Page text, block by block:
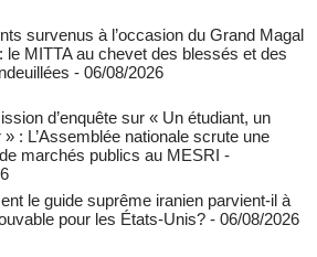
survenus à l’occasion du Grand Magal
le MITTA au chevet des blessés et des
- 06/08/2026
d’enquête sur « Un étudiant, un
» : L’Assemblée nationale scrute une
marchés publics au MESRI -
le guide suprême iranien parvient-il à
pour les États-Unis? - 06/08/2026